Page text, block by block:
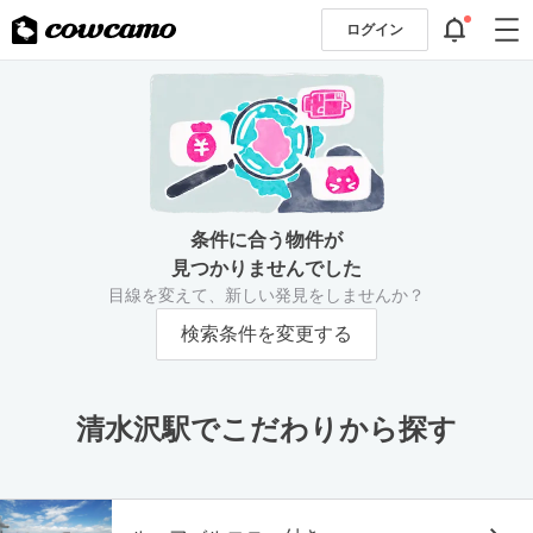
ログイン
条件に合う物件が
見つかりませんでした
目線を変えて、新しい発見をしませんか？
検索条件を変更する
清水沢駅でこだわりから探す